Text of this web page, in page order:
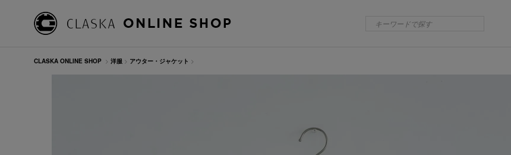
CLASKA ONLINE SHOP > 洋服 > アウター・ジャケット >